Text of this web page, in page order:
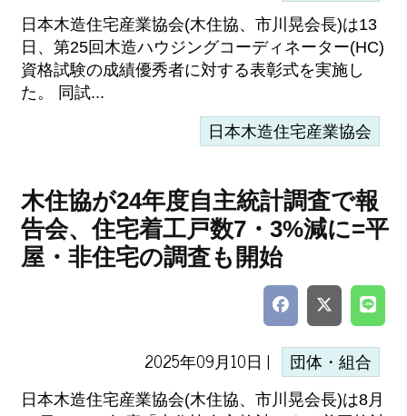
日本木造住宅産業協会(木住協、市川晃会長)は13
日、第25回木造ハウジングコーディネーター(HC)
資格試験の成績優秀者に対する表彰式を実施し
た。 同試...
日本木造住宅産業協会
木住協が24年度自主統計調査で報
告会、住宅着工戸数7・3%減に=平
屋・非住宅の調査も開始
2025年09月10日 | 団体・組合
日本木造住宅産業協会(木住協、市川晃会長)は8月